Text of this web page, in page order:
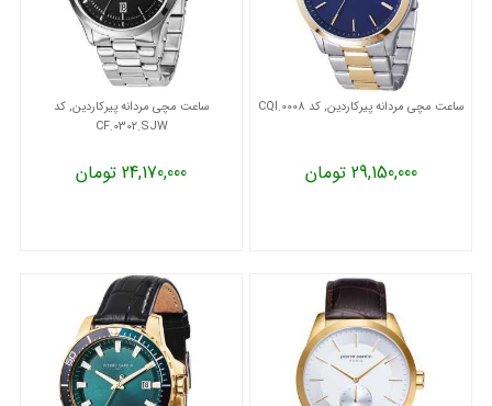
ساعت مچی مردانه پیرکاردین, کد CQI.0008
29,150,000 تومان
ساعت مچی مردانه پیرکاردین, کد
CF.0302.SJW
24,170,000 تومان